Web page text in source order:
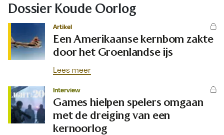
Dossier Koude Oorlog
Artikel
Een Amerikaanse kernbom zakte
door het Groenlandse ijs
Lees meer
Interview
Games hielpen spelers omgaan
met de dreiging van een
kernoorlog